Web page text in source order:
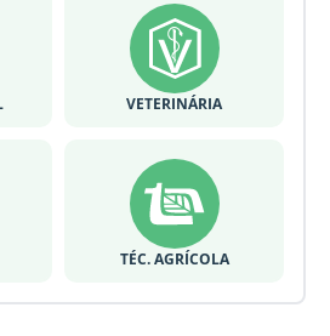
VETERINÁRIA
TÉC. AGRÍCOLA